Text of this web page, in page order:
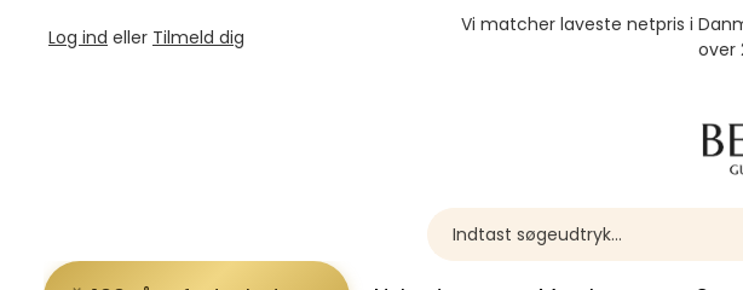
Log ind eller Tilmeld dig
Vi matcher laveste netpris i
over